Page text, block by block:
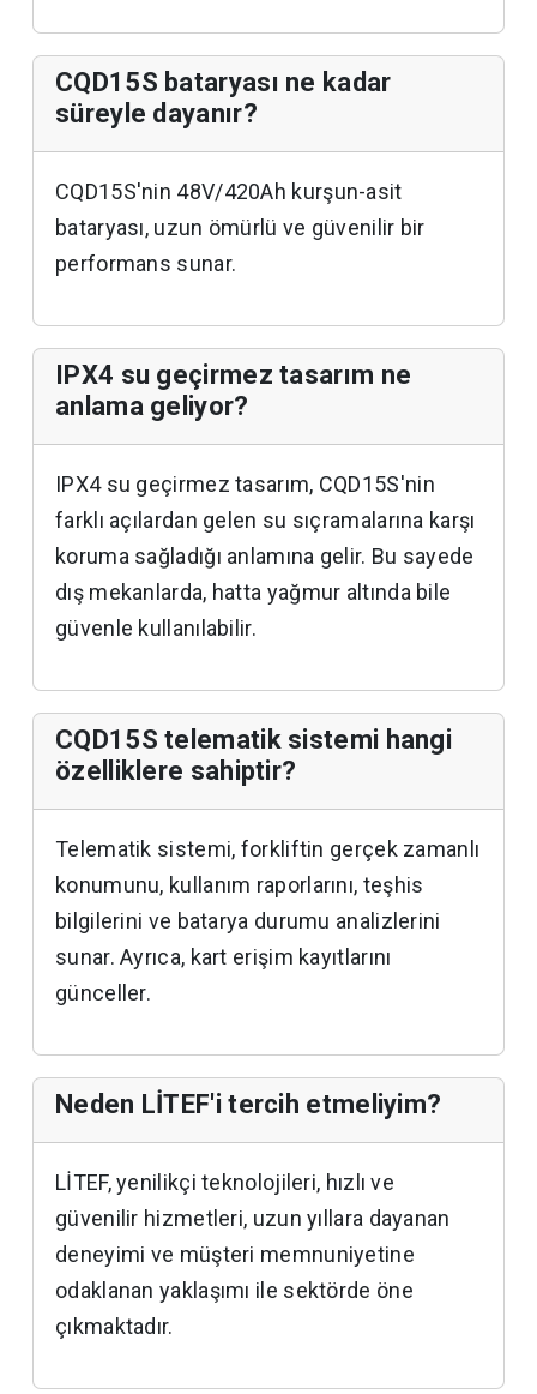
CQD15S bataryası ne kadar
süreyle dayanır?
CQD15S'nin 48V/420Ah kurşun-asit
bataryası, uzun ömürlü ve güvenilir bir
performans sunar.
IPX4 su geçirmez tasarım ne
anlama geliyor?
IPX4 su geçirmez tasarım, CQD15S'nin
farklı açılardan gelen su sıçramalarına karşı
koruma sağladığı anlamına gelir. Bu sayede
dış mekanlarda, hatta yağmur altında bile
güvenle kullanılabilir.
CQD15S telematik sistemi hangi
özelliklere sahiptir?
Telematik sistemi, forkliftin gerçek zamanlı
konumunu, kullanım raporlarını, teşhis
bilgilerini ve batarya durumu analizlerini
sunar. Ayrıca, kart erişim kayıtlarını
günceller.
Neden LİTEF'i tercih etmeliyim?
LİTEF, yenilikçi teknolojileri, hızlı ve
güvenilir hizmetleri, uzun yıllara dayanan
deneyimi ve müşteri memnuniyetine
odaklanan yaklaşımı ile sektörde öne
çıkmaktadır.